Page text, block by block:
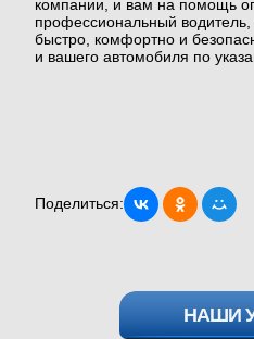
компании, и вам на помощь
профессиональный
быстро, комфортно и
и вашего автомобиля по
Поделиться:
НАШИ